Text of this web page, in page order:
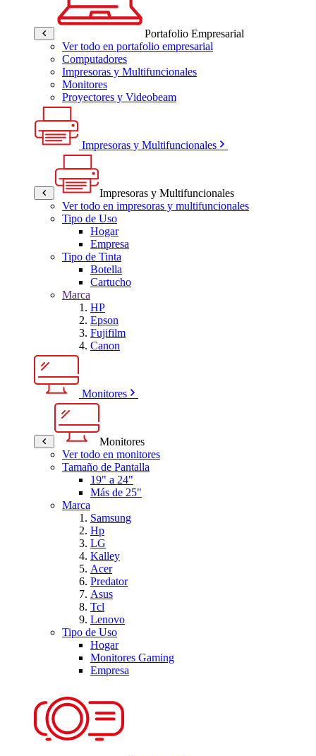
Portafolio Empresarial
Ver todo en portafolio empresarial
Computadores
Impresoras y Multifuncionales
Monitores
Proyectores y Videobeam
Impresoras y Multifuncionales
Impresoras y Multifuncionales
Ver todo en impresoras y multifuncionales
Tipo de Uso
Hogar
Empresa
Tipo de Tinta
Botella
Cartucho
Marca
HP
Epson
Fujifilm
Canon
Monitores
Monitores
Ver todo en monitores
Tamaño de Pantalla
19" a 24"
Más de 25"
Marca
Samsung
Hp
LG
Kalley
Acer
Predator
Asus
Tcl
Lenovo
Tipo de Uso
Hogar
Monitores Gaming
Empresa